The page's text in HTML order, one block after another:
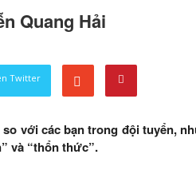
Quang Hải
Twitter
với các bạn trong đội tuyển,
và “thổn thức”.